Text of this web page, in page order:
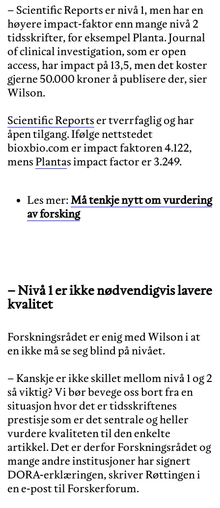
– Scientific Reports er nivå 1, men har en
høyere impact-faktor enn mange nivå 2
tidsskrifter, for eksempel Planta. Journal
of clinical investigation, som er open
access, har impact på 13,5, men det koster
gjerne 50.000 kroner å publisere der, sier
Wilson.
Scientific Reportser tverrfaglig og har
åpen tilgang. Ifølge nettstedet
bioxbio.com er impact faktoren 4.122,
mensPlanta
Les mer:Må tenkje nytt om vurdering
av forsking
– Nivå 1 er ikke nødvendigvis lavere
kvalitet
Forskningsrådet er enig med Wilson i at
en ikke må se seg blind på nivået.
– Kanskje er ikke skillet mellom nivå 1 og 2
så viktig? Vi bør bevege oss bort fra en
situasjon hvor det er tidsskriftenes
prestisje som er det sentrale og heller
vurdere kvaliteten til den enkelte
artikkel. Det er derfor Forskningsrådet og
mange andre institusjoner har signert
DORA-erklæringen, skriver Røttingen i
en e-post til Forskerforum.